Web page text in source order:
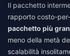
Il pacchetto
rapporto costo-
pacchetto più
meno della metà
scalabilità